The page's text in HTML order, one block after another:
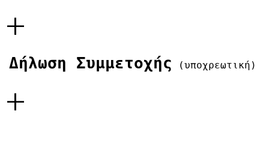
+
Δήλωση Συμμετοχής (υποχρεωτική)
+